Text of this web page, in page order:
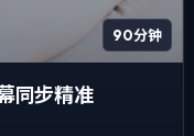
90分钟
同步精准